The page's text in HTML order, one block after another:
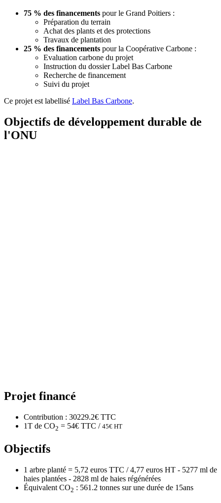
75 % des financements pour le Grand Poitiers :
Préparation du terrain
Achat des plants et des protections
Travaux de plantation
25 % des financements pour la Coopérative Carbone :
Evaluation carbone du projet
Instruction du dossier Label Bas Carbone
Recherche de financement
Suivi du projet
Ce projet est labellisé Label Bas Carbone.
Objectifs de développement durable de
l'ONU
Projet financé
Contribution : 30229.2€ TTC
1T de CO2 = 54€ TTC / 45€ HT
Objectifs
1 arbre planté = 5,72 euros TTC / 4,77 euros HT - 5277 ml de
haies plantées - 2828 ml de haies régénérées
Équivalent CO2 : 561.2 tonnes sur une durée de 15ans